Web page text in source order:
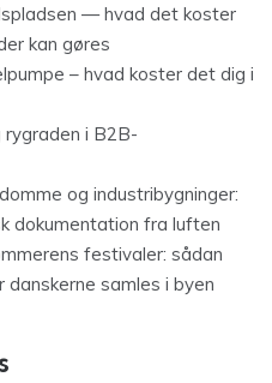
— hvad det koster
kan gøres
– hvad koster det dig i
i B2B-
og industribygninger:
dokumentation fra luften
festivaler: sådan
danskerne samles i byen